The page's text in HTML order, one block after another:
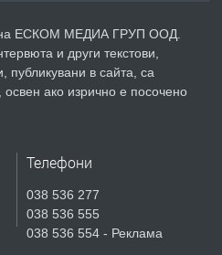
преди 4 дни
ГАРСОНИЕРА ПОД
ОБЗАВЕДЕН И
на ЕСКОМ МЕДИА ГРУП ООД.
и други текстови,
публикувани в сайта, са
освен ако изрично е посочено
Телефони
038 536 277
038 536 555
038 536 554 - Реклама